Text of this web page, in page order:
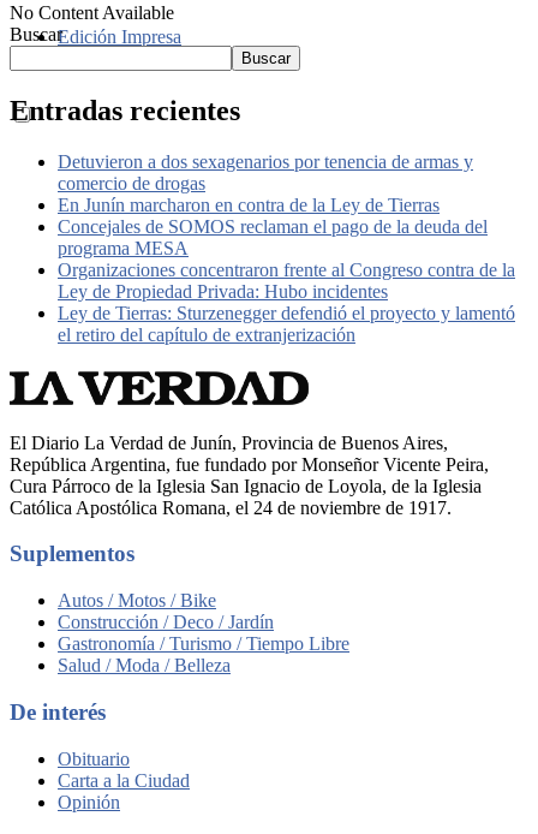
Edición Impresa
No Content Available
Buscar
Buscar
Entradas recientes
Detuvieron a dos sexagenarios por tenencia de armas y
comercio de drogas
En Junín marcharon en contra de la Ley de Tierras
Concejales de SOMOS reclaman el pago de la deuda del
programa MESA
Organizaciones concentraron frente al Congreso contra de la
Ley de Propiedad Privada: Hubo incidentes
Ley de Tierras: Sturzenegger defendió el proyecto y lamentó
el retiro del capítulo de extranjerización
El Diario La Verdad de Junín, Provincia de Buenos Aires,
República Argentina, fue fundado por Monseñor Vicente Peira,
Cura Párroco de la Iglesia San Ignacio de Loyola, de la Iglesia
Católica Apostólica Romana, el 24 de noviembre de 1917.
Suplementos
Autos / Motos / Bike
Construcción / Deco / Jardín
Gastronomía / Turismo / Tiempo Libre
Salud / Moda / Belleza
De interés
Obituario
Carta a la Ciudad
Opinión